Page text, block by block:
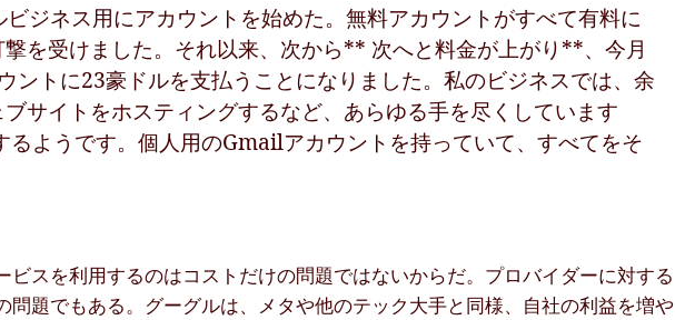
ジネス用にアカウントを始めた。無料アカウントがすべて有料に
を受けました。それ以来、次から** 次へと料金が上がり**、今月
ントに23豪ドルを支払うことになりました。私のビジネスでは、余
サイトをホスティングするなど、あらゆる手を尽くしています
ようです。個人用のGmailアカウントを持っていて、すべてをそ
スを利用するのはコストだけの問題ではないからだ。プロバイダーに対する
題でもある。グーグルは、メタや他のテック大手と同様、自社の利益を増や